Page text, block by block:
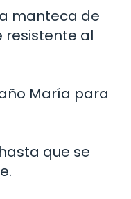
manteca de
resistente al
María para
que se